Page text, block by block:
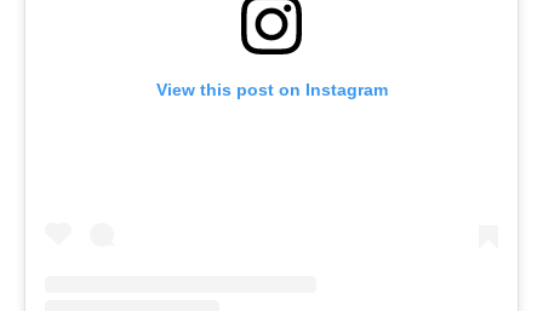
View this post on Instagram